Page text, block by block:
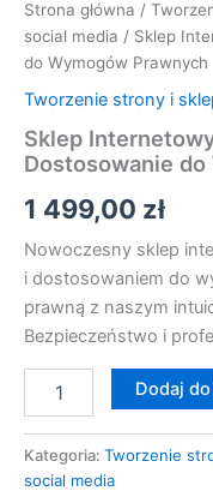
Strona główna /
social media / Sklep
do Wymogów Prawnych
Tworzenie strony i
Sklep
Dostosowanie
1 499,00 zł
Nowoczesny sklep
i dostosowaniem do
prawną z naszym
Bezpieczeństwo i
Dodaj
Kategoria: Tworzenie
social media